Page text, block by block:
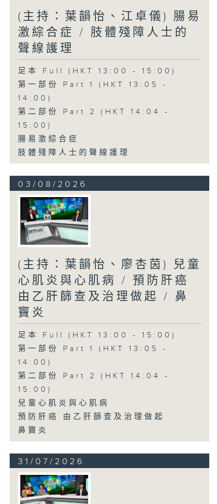
(主持：葉韻怡、江卓儀) 腸易
激綜合症 / 肢體殘障人士的
聲線護理
足本 Full (HKT 13:00 - 15:00)
第一部份 Part 1 (HKT 13:05 -
14:00)
第二部份 Part 2 (HKT 14:04 -
15:00)
腸易激綜合症
肢體殘障人士的聲線護理
03/08/2026
(主持：葉韻怡、廖杏茵) 兒童
心肌炎與心肌病 / 預防肝癌
由乙肝篩查及治理做起 / 鼻
竇炎
足本 Full (HKT 13:00 - 15:00)
第一部份 Part 1 (HKT 13:05 -
14:00)
第二部份 Part 2 (HKT 14:04 -
15:00)
兒童心肌炎與心肌病
預防肝癌 由乙肝篩查及治理做起
鼻竇炎
31/07/2026